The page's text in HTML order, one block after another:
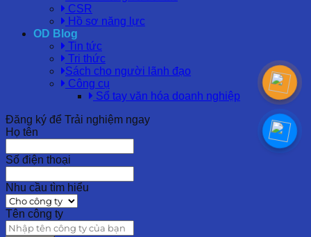
CSR
Hồ sơ năng lực
OD Blog
Tin tức
Tri thức
Sách cho người lãnh đạo
Công cụ
Sổ tay văn hóa doanh nghiệp
Đăng ký để Trải nghiệm ngay
Họ tên
Số điện thoại
Nhu cầu tìm hiểu
Tên công ty